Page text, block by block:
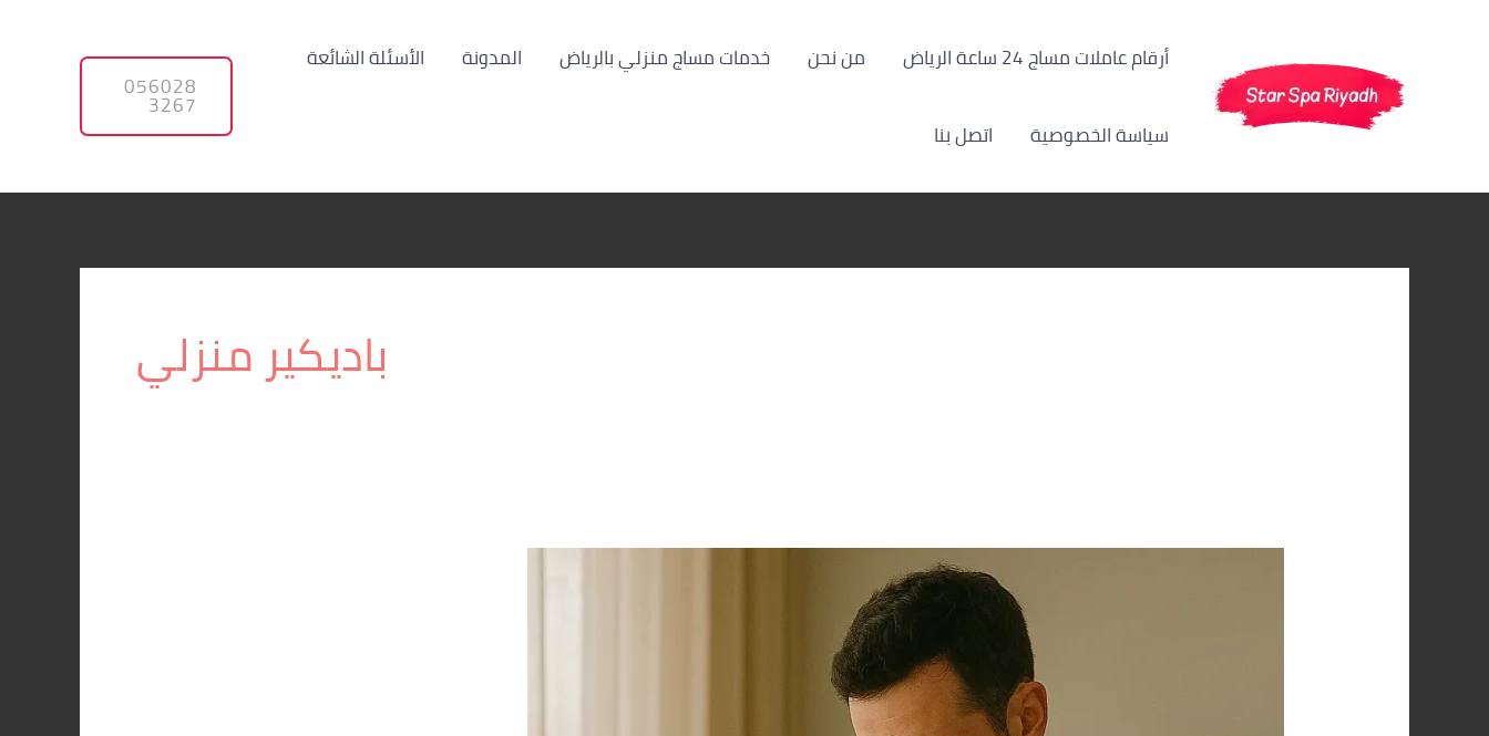
أرقام عاملات مساج 24 ساعة الرياض من نحن خدمات مساج منزلي بالرياض المدونة الأسئلة الشائعة
سياسة الخصوصية اتصل بنا
056028
3267
باديكير منزلي